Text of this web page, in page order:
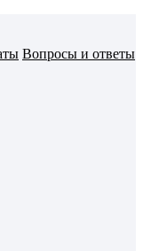
Вопросы и ответы